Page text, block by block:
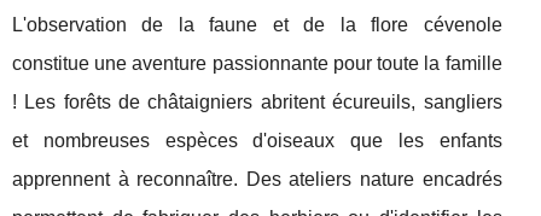
L'observation de la faune et de la flore cévenole
constitue une aventure passionnante pour toute la famille
! Les forêts de châtaigniers abritent écureuils, sangliers
et nombreuses espèces d'oiseaux que les enfants
apprennent à reconnaître. Des ateliers nature encadrés